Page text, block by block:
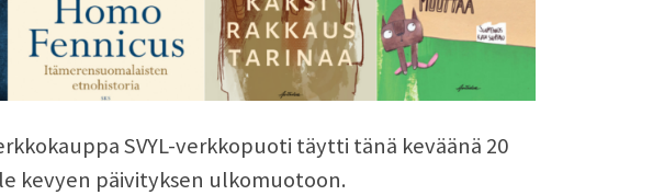
SVYL-verkkopuoti täytti tänä keväänä 20
kevyen päivityksen ulkomuotoon.